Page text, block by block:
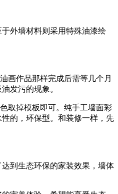
外墙材料则采用特殊油漆绘
画作品那样完成后需等几个月
吸油发污的现象。
取掉模板即可。纯手工墙面彩
的，环保型。和装修一样，先
到生态环保的家装效果，墙体